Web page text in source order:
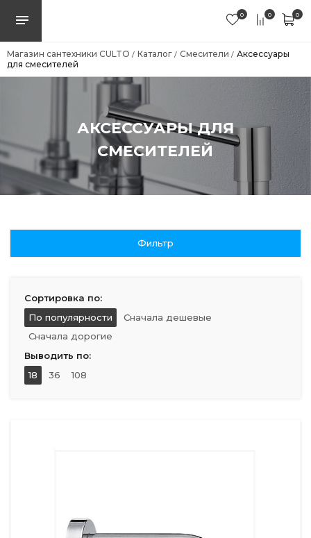
0 0 0
Магазин сантехники CULTO / Каталог / Смесители / Аксессуары
для смесителей
АКСЕССУАРЫ ДЛЯ
СМЕСИТЕЛЕЙ
Фильтр
Сортировка по:
По популярности
Сначала дешевые
Сначала дорогие
Выводить по:
18
36 108